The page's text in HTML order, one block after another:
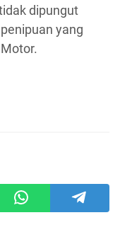
dipungut
yang